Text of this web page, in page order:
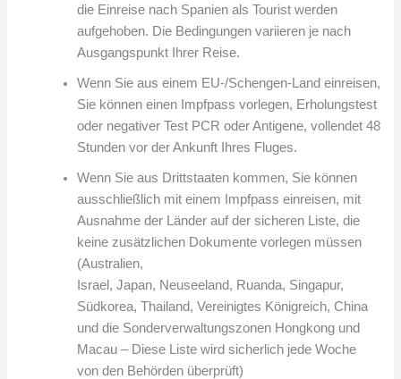
die Einreise nach Spanien als Tourist werden
aufgehoben. Die Bedingungen variieren je nach
Ausgangspunkt Ihrer Reise.
Wenn Sie aus einem EU-/Schengen-Land einreisen,
Sie können einen Impfpass vorlegen, Erholungstest
oder negativer Test PCR oder Antigene, vollendet 48
Stunden vor der Ankunft Ihres Fluges.
Wenn Sie aus Drittstaaten kommen, Sie können
ausschließlich mit einem Impfpass einreisen, mit
Ausnahme der Länder auf der sicheren Liste, die
keine zusätzlichen Dokumente vorlegen müssen
(Australien,
Israel, Japan, Neuseeland, Ruanda, Singapur,
Südkorea, Thailand, Vereinigtes Königreich, China
und die Sonderverwaltungszonen Hongkong und
Macau – Diese Liste wird sicherlich jede Woche
von den Behörden überprüft)